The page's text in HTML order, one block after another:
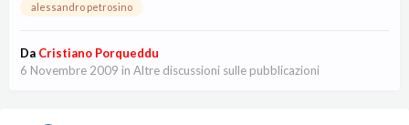
alessandro petrosino
Da Cristiano Porqueddu
6 Novembre 2009 in Altre discussioni sulle pubblicazioni